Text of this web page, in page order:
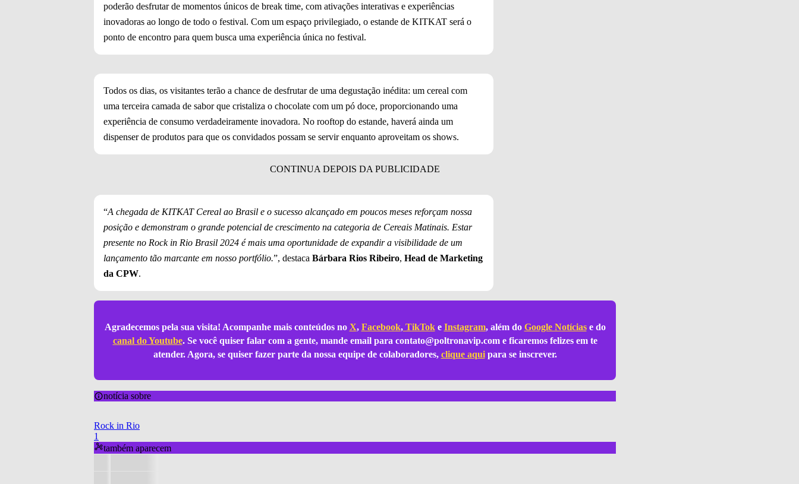
poderão desfrutar de momentos únicos de break time, com ativações interativas e experiências
inovadoras ao longo de todo o festival. Com um espaço privilegiado, o estande de KITKAT será o
ponto de encontro para quem busca uma experiência única no festival.
Todos os dias, os visitantes terão a chance de desfrutar de uma degustação inédita: um cereal com
uma terceira camada de sabor que cristaliza o chocolate com um pó doce, proporcionando uma
experiência de consumo verdadeiramente inovadora. No rooftop do estande, haverá ainda um
dispenser de produtos para que os convidados possam se servir enquanto aproveitam os shows.
“A chegada de KITKAT Cereal ao Brasil e o sucesso alcançado em poucos meses reforçam nossa
posição e demonstram o grande potencial de crescimento na categoria de Cereais Matinais. Estar
presente no Rock in Rio Brasil 2024 é mais uma oportunidade de expandir a visibilidade de um
lançamento tão marcante em nosso portfólio.”, destaca Bárbara Rios Ribeiro, Head de Marketing
da CPW.
Agradecemos pela sua visita! Acompanhe mais conteúdos no X, Facebook,TikToke Instagram, além do Google Notíciase do
canal do Youtube. Se você quiser falar com a gente, mande email para contato@poltronavip.come ficaremos felizes em te
atender. Agora, se quiser fazer parte da nossa equipe de colaboradores, clique aquipara se inscrever.
notícia sobre
Rock in Rio
1
também aparecem